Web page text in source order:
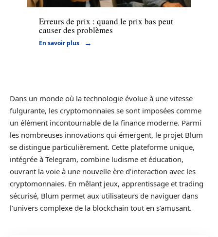
Erreurs de prix : quand le prix bas peut
causer des problèmes
En savoir plus
Dans un monde où la technologie évolue à une vitesse
fulgurante, les cryptomonnaies se sont imposées comme
un élément incontournable de la finance moderne. Parmi
les nombreuses innovations qui émergent, le projet Blum
se distingue particulièrement. Cette plateforme unique,
intégrée à Telegram, combine ludisme et éducation,
ouvrant la voie à une nouvelle ère d’interaction avec les
cryptomonnaies. En mêlant jeux, apprentissage et trading
sécurisé, Blum permet aux utilisateurs de naviguer dans
l’univers complexe de la blockchain tout en s’amusant.